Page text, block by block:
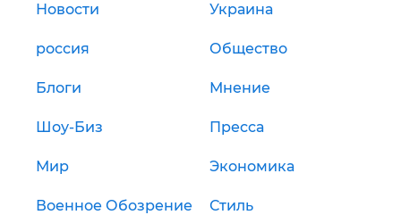
Новости Украина
россия Общество
Блоги Мнение
Шоу-Биз Пресса
Мир Экономика
Военное Обозрение Стиль